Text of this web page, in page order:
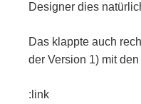
Designer dies
Das klappte auch
der Version 1) mit
:link